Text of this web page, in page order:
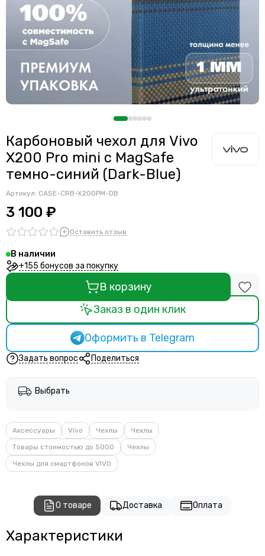
Карбоновый чехол для Vivo
X200 Pro mini с MagSafe
темно-синий (Dark-Blue)
Артикул: CASE-CRB-X200PM-DB
3 100 ₽
Оставить отзыв
В наличии
+155 бонусов за покупку
В корзину
Заказ в один клик
Оформить в Telegram
Задать вопрос Поделиться
Выбрать
Аксессуары Vivo Чехлы
Чехлы
Товары стоимостью до 5000
Чехлы
Чехлы для смартфонов VIVO
О товаре Доставка Оплата
Характеристики